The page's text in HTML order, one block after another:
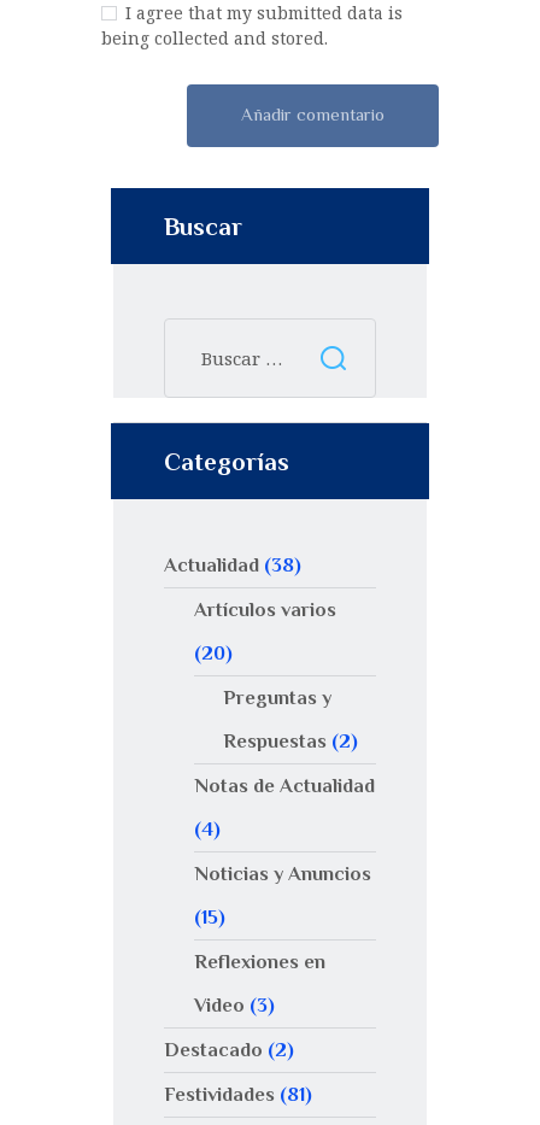
I agree that my submitted data is
being collected and stored.
Buscar
Categorías
Actualidad (38)
Artículos varios
(20)
Preguntas y
Respuestas (2)
Notas de Actualidad
(4)
Noticias y Anuncios
(15)
Reflexiones en
Video (3)
Destacado (2)
Festividades (81)